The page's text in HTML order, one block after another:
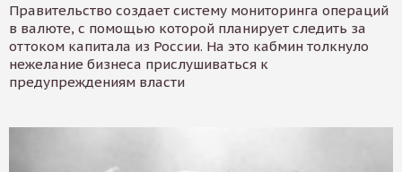
Правительство создает систему мониторинга операций
в валюте, с помощью которой планирует следить за
оттоком капитала из России. На это кабмин толкнуло
нежелание бизнеса прислушиваться к
предупреждениям власти